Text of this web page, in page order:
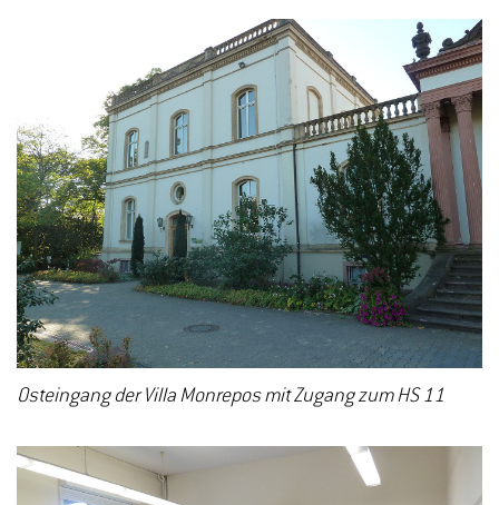
Osteingang der Villa Monrepos mit Zugang zum HS 11